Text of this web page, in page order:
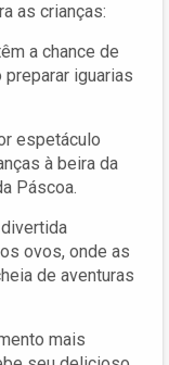
as crianças:
a chance de
iguarias
espetáculo
à beira da
Páscoa.
ovos, onde as
de aventuras
mais